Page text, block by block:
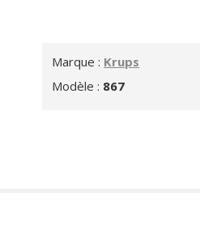
Marque : Krups
Modèle : 867